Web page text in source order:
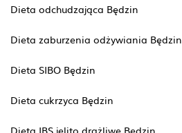
Dieta odchudzająca Będzin
Dieta zaburzenia odżywiania Będzin
Dieta SIBO Będzin
Dieta cukrzyca Będzin
Dieta IBS jelito drażliwe Będzin